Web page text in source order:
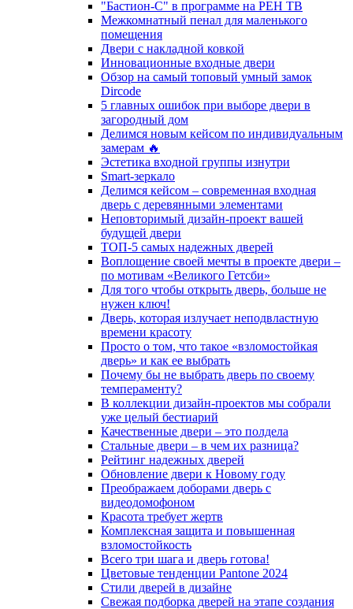
"Бастион-С" в программе на РЕН ТВ
Межкомнатный пенал для маленького
помещения
Двери с накладной ковкой
Инновационные входные двери
Обзор на самый топовый умный замок
Dircode
5 главных ошибок при выборе двери в
загородный дом
Делимся новым кейсом по индивидуальным
замерам 🔥
Эстетика входной группы изнутри
Smart-зеркало
Делимся кейсом – современная входная
дверь с деревянными элементами
Неповторимый дизайн-проект вашей
будущей двери
ТОП-5 самых надежных дверей
Воплощение своей мечты в проекте двери –
по мотивам «Великого Гетсби»
Для того чтобы открыть дверь, больше не
нужен ключ!
Дверь, которая излучает неподвластную
времени красоту
Просто о том, что такое «взломостойкая
дверь» и как ее выбрать
Почему бы не выбрать дверь по своему
темпераменту?
В коллекции дизайн-проектов мы собрали
уже целый бестиарий
Качественные двери – это полдела
Стальные двери – в чем их разница?
Рейтинг надежных дверей
Обновление двери к Новому году
Преображаем доборами дверь с
видеодомофоном
Красота требует жертв
Комплексная защита и повышенная
взломостойкость
Всего три шага и дверь готова!
Цветовые тенденции Pantone 2024
Стили дверей в дизайне
Свежая подборка дверей на этапе создания